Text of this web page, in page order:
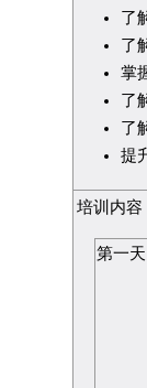
了
了
掌
了
了
提
培训内容
第一天